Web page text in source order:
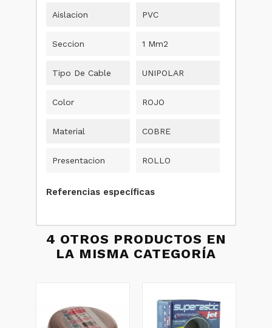
Aislacion PVC
Seccion 1 Mm2
Tipo De Cable UNIPOLAR
Color ROJO
Material COBRE
Presentacion ROLLO
Referencias específicas
4 OTROS PRODUCTOS EN
LA MISMA CATEGORÍA